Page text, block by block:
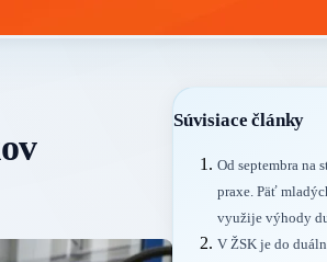
Súvisiace články
Od septembra na
praxe. Päť
využije výhody
V ŽSK je do